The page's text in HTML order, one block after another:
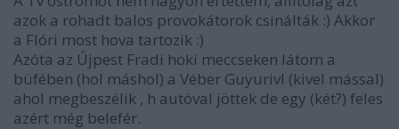
azok a rohadt balos provokátorok csinálták :) Akkor
a Flóri most hova tartozik :)
Azóta az Újpest Fradi hoki meccseken látom a
büfében (hol máshol) a Véber Guyurivl (kivel mással)
ahol megbeszélik , h autóval jöttek de egy (két?) feles
azért még belefér.